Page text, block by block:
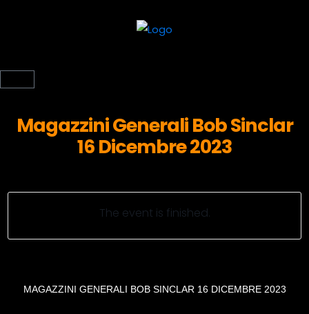
Magazzini Generali Bob Sinclar
16 Dicembre 2023
The event is finished.
MAGAZZINI GENERALI BOB SINCLAR 16 DICEMBRE 2023